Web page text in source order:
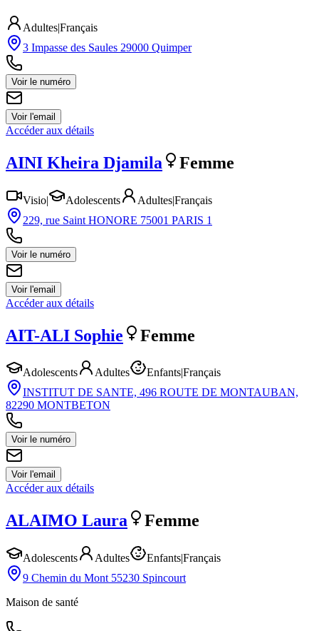
Adultes|Français
3 Impasse des Saules 29000 Quimper
Voir le numéro
Voir l'email
Accéder aux détails
AINI Kheira Djamila Femme
Visio| Adolescents Adultes|Français
229, rue Saint HONORE 75001 PARIS 1
Voir le numéro
Voir l'email
Accéder aux détails
AIT-ALI Sophie Femme
Adolescents Adultes EnfantsFrançais
INSTITUT DE SANTE, 496 ROUTE DE MONTAUBAN,
82290 MONTBETON
Voir le numéro
Voir l'email
Accéder aux détails
ALAIMO Laura Femme
Adolescents Adultes Enfants|Français
9 Chemin du Mont 55230 Spincourt
Maison de santé